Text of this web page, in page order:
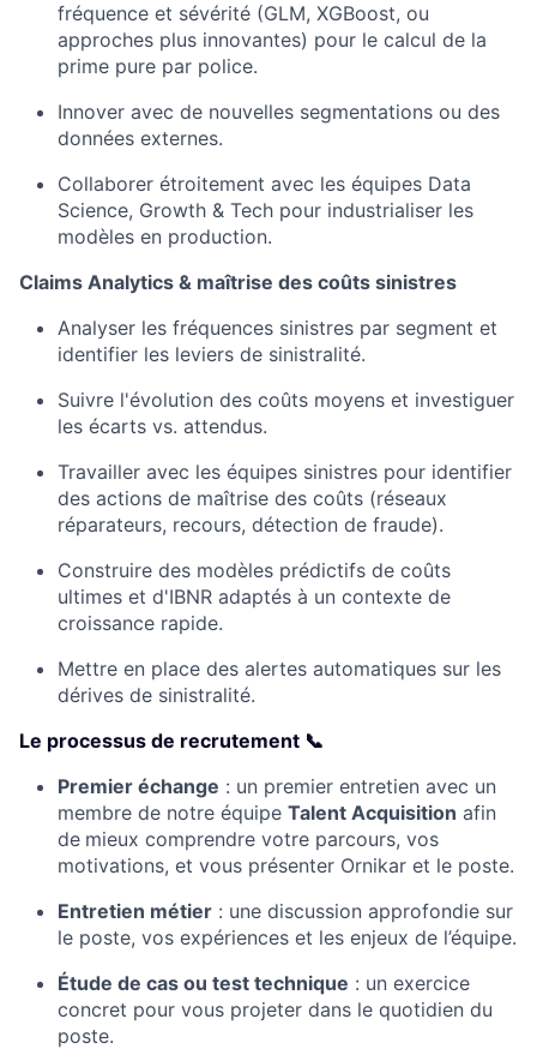
fréquence et sévérité (GLM, XGBoost, ou
approches plus innovantes) pour le calcul de la
prime pure par police.
Innover avec de nouvelles segmentations ou des
données externes.
Collaborer étroitement avec les équipes Data
Science, Growth & Tech pour industrialiser les
modèles en production.
Claims Analytics & maîtrise des coûts sinistres
Analyser les fréquences sinistres par segment et
identifier les leviers de sinistralité.
Suivre l'évolution des coûts moyens et investiguer
les écarts vs. attendus.
Travailler avec les équipes sinistres pour identifier
des actions de maîtrise des coûts (réseaux
réparateurs, recours, détection de fraude).
Construire des modèles prédictifs de coûts
ultimes et d'IBNR adaptés à un contexte de
croissance rapide.
Mettre en place des alertes automatiques sur les
dérives de sinistralité.
Le processus de recrutement 📞
Premier échange : un premier entretien avec un
membre de notre équipe Talent Acquisition afin
de mieux comprendre votre parcours, vos
motivations, et vous présenter Ornikar et le poste.
Entretien métier : une discussion approfondie sur
le poste, vos expériences et les enjeux de l’équipe.
Étude de cas ou test technique : un exercice
concret pour vous projeter dans le quotidien du
poste.